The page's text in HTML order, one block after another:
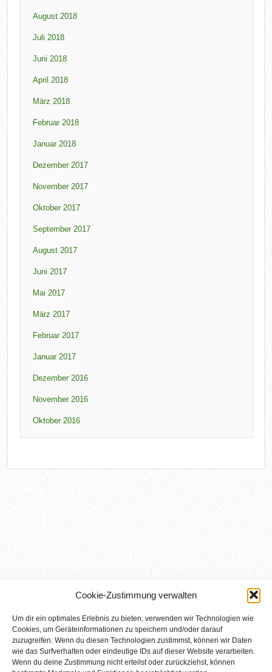
Cookie-Zustimmung verwalten
Um dir ein optimales Erlebnis zu bieten, verwenden wir Technologien wie
Cookies, um Geräteinformationen zu speichern und/oder darauf
zuzugreifen. Wenn du diesen Technologien zustimmst, können wir Daten
wie das Surfverhalten oder eindeutige IDs auf dieser Website verarbeiten.
Wenn du deine Zustimmung nicht erteilst oder zurückziehst, können
August 2018
Juli 2018
Juni 2018
April 2018
März 2018
Februar 2018
Januar 2018
Dezember 2017
November 2017
Oktober 2017
September 2017
August 2017
Juni 2017
Mai 2017
März 2017
Februar 2017
Januar 2017
Dezember 2016
November 2016
Oktober 2016